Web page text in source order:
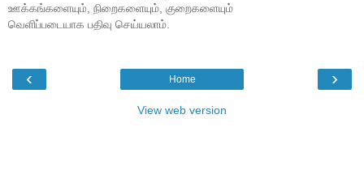
ஊக்கங்களையும், நிறைகளையும், குறைகளையும்
வெளிப்படையாக பதிவு செய்யலாம்.
‹ ›
Home
View web version